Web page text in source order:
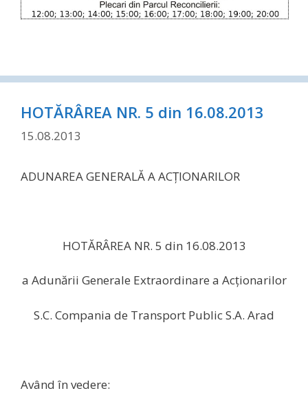
HOTĂRÂREA NR. 5 din 16.08.2013
15.08.2013
ADUNAREA GENERALĂ A ACŢIONARILOR
HOTĂRÂREA NR. 5 din 16.08.2013
a Adunării Generale Extraordinare a Acţionarilor
S.C. Compania de Transport Public S.A. Arad
Având în vedere: